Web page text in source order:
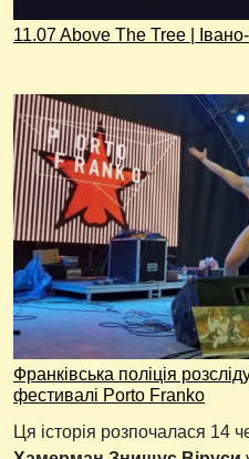
11.07 Above The Tree |
Франківська поліція
фестивалі Porto Franko
Ця історія розпочалася 14